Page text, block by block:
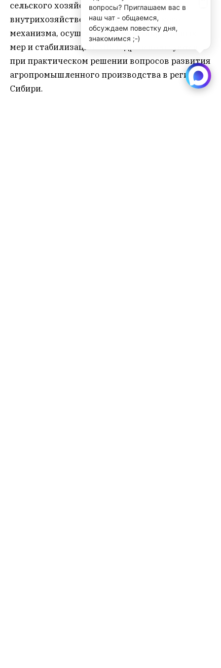
сельского хозяйства, совершенствованию
внутрихозяйственного экономического
механизма, осуществлению антикризисных
мер и стабилизации АПК и др. используются
при практическом решении вопросов развития
агропромышленного производства в регионах
Сибири.
вопросы? Приглашаем вас в
наш чат - общаемся,
обсуждаем повестку дня,
знакомимся ;-)